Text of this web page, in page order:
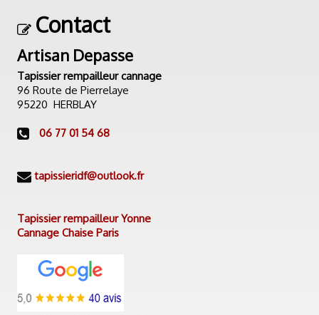
Contact
Artisan Depasse
Tapissier rempailleur cannage
96 Route de Pierrelaye
95220 HERBLAY
06 77 01 54 68
tapissieridf@outlook.fr
Tapissier rempailleur Yonne
Cannage Chaise Paris